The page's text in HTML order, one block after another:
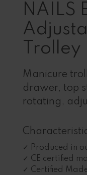
NAILS
Trolley
Manicure
drawer, top
rotating,
Produced in
CE certified
Certified